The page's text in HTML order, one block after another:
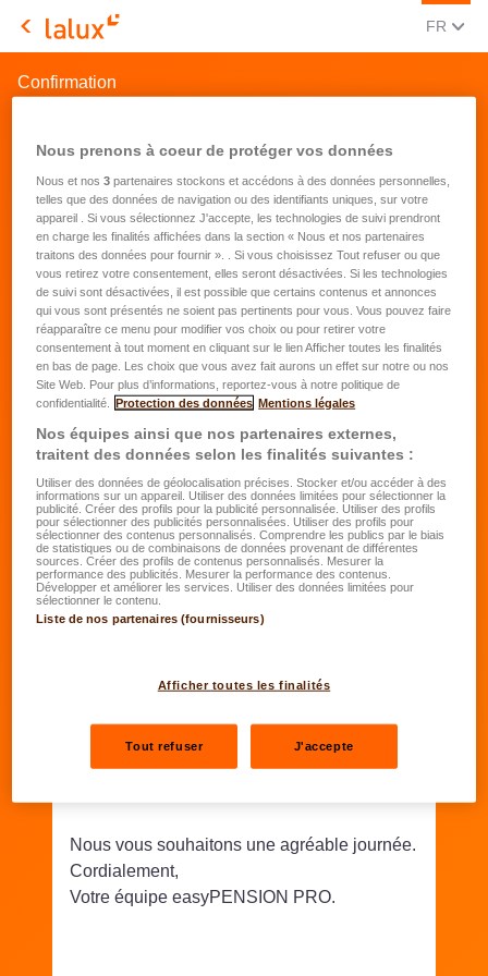
LALUX Assurances
FR
Confirmation
Merci d'avoir vérifié et validé vos
informations personnelles.
Elles seront utiles dans un second temps à
connecter à la nouvelle plateforme en ligne
relative au régime complémentaire de
Nous vous souhaitons une agréable journée.
Cordialement,
Votre équipe easyPENSION PRO.
Nous prenons à coeur de protéger vos données
Nous et nos3 partenaires stockons et accédons à des données personnelles,
telles que des données de navigation ou des identifiants uniques, sur votre
appareil . Si vous sélectionnez J'accepte, les technologies de suivi prendront
en charge les finalités affichées dans la section « Nous et nos partenaires
traitons des données pour fournir ». . Si vous choisissez Tout refuser ou que
vous retirez votre consentement, elles seront désactivées. Si les technologies
de suivi sont désactivées, il est possible que certains contenus et annonces
qui vous sont présentés ne soient pas pertinents pour vous. Vous pouvez faire
réapparaître ce menu pour modifier vos choix ou pour retirer votre
consentement à tout moment en cliquant sur le lien Afficher toutes les finalités
en bas de page. Les choix que vous avez fait aurons un effet sur notre ou nos
Site Web. Pour plus d’informations, reportez-vous à notre politique de
confidentialité.
Protection des données Mentions légales
Nos équipes ainsi que nos partenaires externes,
traitent des données selon les finalités suivantes :
Utiliser des données de géolocalisation précises. Stocker et/ou accéder à des
informations sur un appareil. Utiliser des données limitées pour sélectionner la
publicité. Créer des profils pour la publicité personnalisée. Utiliser des profils
pour sélectionner des publicités personnalisées. Utiliser des profils pour
sélectionner des contenus personnalisés. Comprendre les publics par le biais
de statistiques ou de combinaisons de données provenant de différentes
sources. Créer des profils de contenus personnalisés. Mesurer la
performance des publicités. Mesurer la performance des contenus.
Développer et améliorer les services. Utiliser des données limitées pour
sélectionner le contenu.
Liste de nos partenaires (fournisseurs)
Afficher toutes les finalités
Tout refuser J'accepte